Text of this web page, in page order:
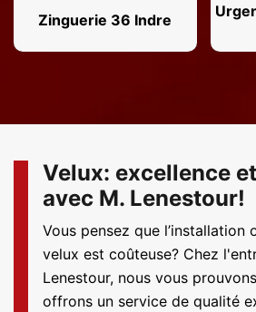
Zinguerie 36 Indre
Velux: excellence
avec M. Lenestour!
Vous pensez que l’installation
velux est coûteuse? Chez
Lenestour, nous vous
offrons un service de qualité